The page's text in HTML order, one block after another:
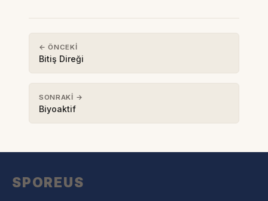
← ÖNCEKI
Bitiş Direği
SONRAKI →
Biyoaktif
SPOREUS